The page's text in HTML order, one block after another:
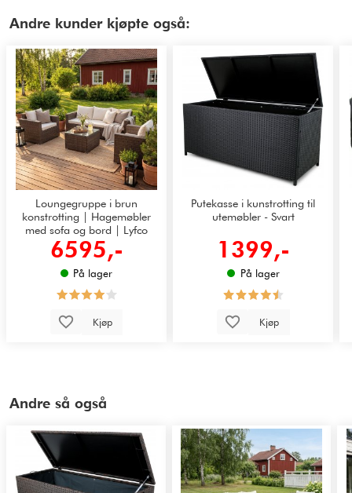
Andre kunder kjøpte også:
Loungegruppe i brun
konstrotting | Hagemøbler
med sofa og bord | Lyfco
Huvudskär
6595,-
På lager
Kjøp
Putekasse i kunstrotting til
utemøbler - Svart
1399,-
På lager
Kjøp
Andre så også